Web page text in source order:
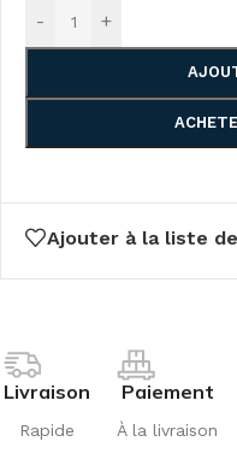
- +
Ajouter à la liste
Livraison
Rapide
Paiement
À la livraison